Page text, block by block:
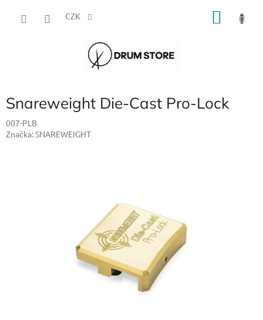
CZK
Snareweight Die-Cast Pro-Lock
007-PLB
Značka:SNAREWEIGHT